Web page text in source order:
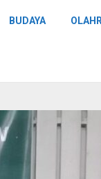
BUDAYA